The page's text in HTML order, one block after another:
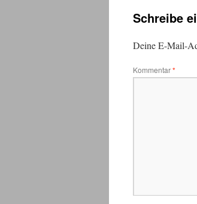
Schreibe
Deine E-Mail-
Kommentar*